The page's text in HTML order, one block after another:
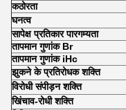
कठोरता
घनत्व
सापेक्ष प्रतिकार पारगम्यता
तापमान गुणांक Br
तापमान गुणांक iHc
झुकने के प्रतिरोधक शक्ति
विरोधी संपीड़न शक्ति
खिंचाव-रोधी शक्ति